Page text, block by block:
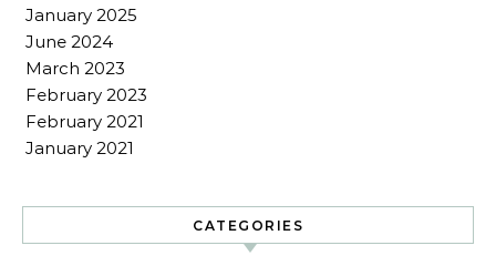
January 2025
June 2024
March 2023
February 2023
February 2021
January 2021
CATEGORIES